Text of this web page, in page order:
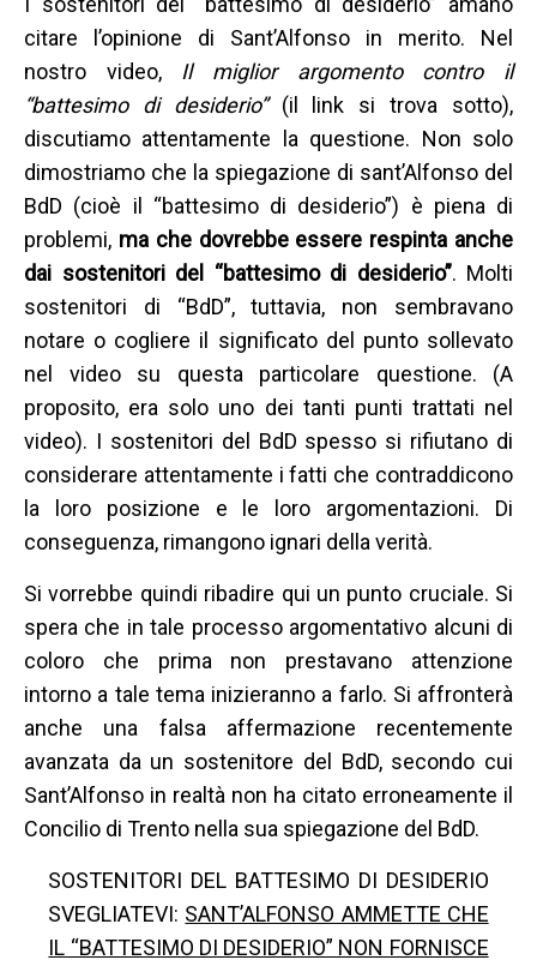
citare l’opinione di Sant’Alfonso in merito. Nel
nostro video, Il miglior argomento contro il
“battesimo di desiderio”(il link si trova sotto),
discutiamo attentamente la questione. Non solo
dimostriamo che la spiegazione di sant’Alfonso del
BdD (cioè il “battesimo di desiderio”) è piena di
problemi, ma che dovrebbe essere respinta anche
dai sostenitori del “battesimo di desiderio”. Molti
sostenitori di “BdD”, tuttavia, non sembravano
notare o cogliere il significato del punto sollevato
nel video su questa particolare questione. (A
proposito, era solo uno dei tanti punti trattati nel
video). I sostenitori del BdD spesso si rifiutano di
considerare attentamente i fatti che contraddicono
la loro posizione e le loro argomentazioni. Di
conseguenza, rimangono ignari della verità.
​Si vorrebbe quindi ribadire qui un punto cruciale. Si
spera che in tale processo argomentativo alcuni di
coloro che prima non prestavano attenzione
intorno a tale tema inizieranno a farlo. Si affronterà
anche una falsa affermazione recentemente
avanzata da un sostenitore del BdD, secondo cui
Sant’Alfonso in realtà non ha citato erroneamente il
Concilio di Trento nella sua spiegazione del BdD.
SOSTENITORI DEL BATTESIMO DI DESIDERIO
SVEGLIATEVI: SANT’ALFONSO AMMETTE CHE
IL “BATTESIMO DI DESIDERIO” NON FORNISCE